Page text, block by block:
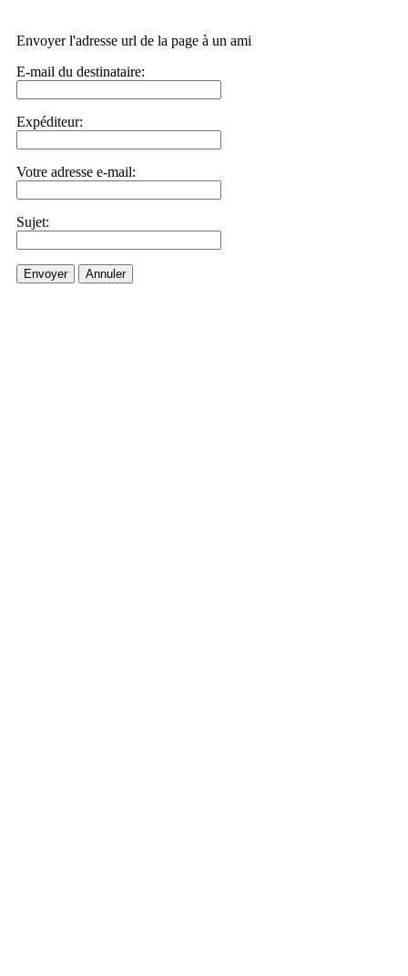
Envoyer l'adresse url de la page à un ami
E-mail du destinataire:
Expéditeur:
Votre adresse e-mail:
Sujet:
Envoyer Annuler